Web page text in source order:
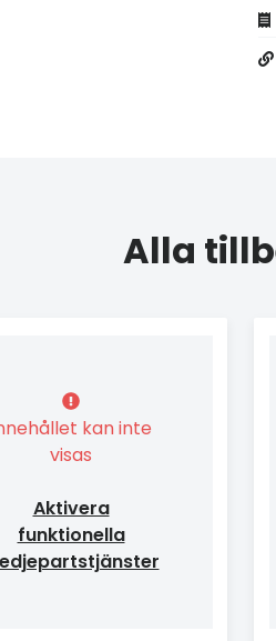
Alla
kan inte
visas
Aktivera
funktionella